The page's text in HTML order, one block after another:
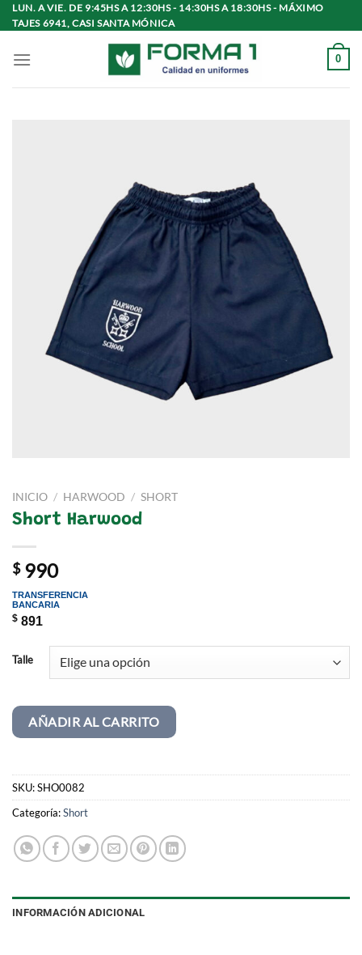
Saltar
al
LUN. A VIE. DE 9:45HS A 12:30HS - 14:30HS A 18:30HS - MÁXIMO
TAJES 6941, CASI SANTA MÓNICA
0
INICIO / HARWOOD / SHORT
Short Harwood
$990
TRANSFERENCIA
BANCARIA
$ 891
Talle
AÑADIR AL CARRITO
SKU:SHO0082
Categoría:Short
INFORMACIÓN ADICIONAL